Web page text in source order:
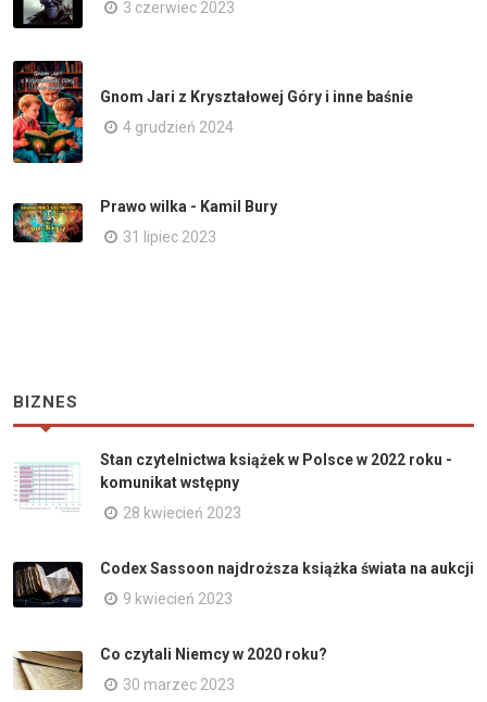
3 czerwiec 2023
Gnom Jari z Kryształowej Góry i inne baśnie
4 grudzień 2024
Prawo wilka - Kamil Bury
31 lipiec 2023
BIZNES
Stan czytelnictwa książek w Polsce w 2022 roku -
komunikat wstępny
28 kwiecień 2023
Codex Sassoon najdroższa książka świata na aukcji
9 kwiecień 2023
Co czytali Niemcy w 2020 roku?
30 marzec 2023